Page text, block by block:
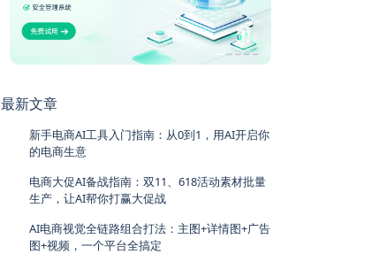
最新文章
新手电商AI工具入门指南：从0到1，用AI开启你
的电商生意
电商大促AI备战指南：双11、618活动素材批量
生产，让AI帮你打赢大促战
AI电商视觉全链路组合打法：主图+详情图+广告
图+视频，一个平台全搞定